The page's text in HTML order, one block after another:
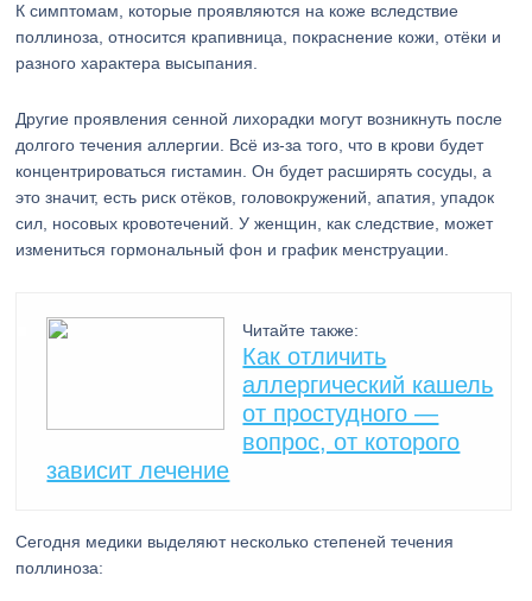
К симптомам, которые проявляются на коже вследствие
поллиноза, относится крапивница, покраснение кожи, отёки и
разного характера высыпания.
Другие проявления сенной лихорадки могут возникнуть после
долгого течения аллергии. Всё из-за того, что в крови будет
концентрироваться гистамин. Он будет расширять сосуды, а
это значит, есть риск отёков, головокружений, апатия, упадок
сил, носовых кровотечений. У женщин, как следствие, может
измениться гормональный фон и график менструации.
Читайте также:
Как отличить
аллергический кашель
от простудного —
вопрос, от которого
зависит лечение
Сегодня медики выделяют несколько степеней течения
поллиноза: